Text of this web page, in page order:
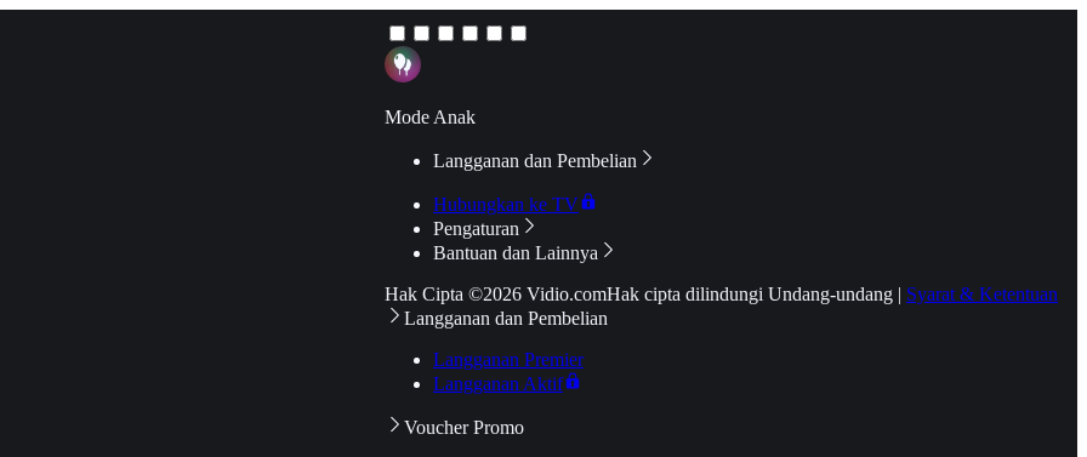
Mode Anak
Langganan dan Pembelian
Hubungkan ke TV
Pengaturan
Bantuan dan Lainnya
Hak Cipta ©2026 Vidio.comHak cipta dilindungi Undang-undang | Syarat & Ketentuan
Langganan dan Pembelian
Langganan Premier
Langganan Aktif
Voucher Promo